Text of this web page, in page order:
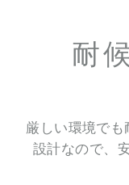
耐
厳しい環境でも
設計なので、